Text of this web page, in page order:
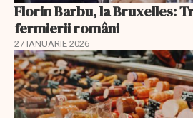
Florin Barbu, la Bruxelles:
fermierii români
27 IANUARIE 2026